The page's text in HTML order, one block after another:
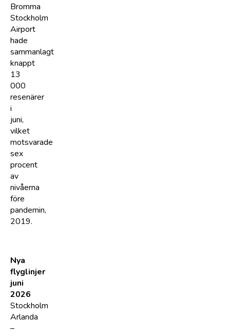
Bromma
Stockholm
Airport
hade
sammanlagt
knappt
13
000
resenärer
i
juni,
vilket
motsvarade
sex
procent
av
nivåerna
före
pandemin,
2019.
Nya
flyglinjer
juni
2026
Stockholm
Arlanda
–